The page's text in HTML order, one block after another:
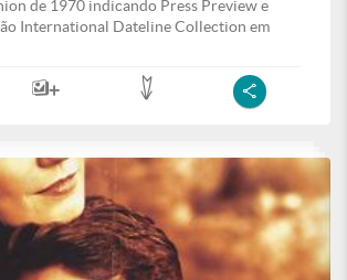
de 1970 indicando Press Preview e
International Dateline Collection em